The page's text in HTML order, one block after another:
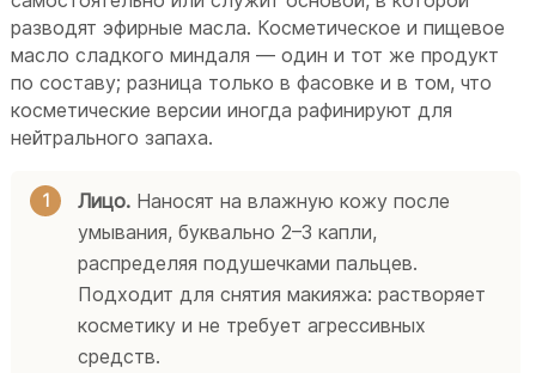
разводят эфирные масла. Косметическое и пищевое
масло сладкого миндаля — один и тот же продукт
по составу; разница только в фасовке и в том, что
косметические версии иногда рафинируют для
нейтрального запаха.
Лицо. Наносят на влажную кожу после
умывания, буквально 2–3 капли,
распределяя подушечками пальцев.
Подходит для снятия макияжа: растворяет
косметику и не требует агрессивных
средств.